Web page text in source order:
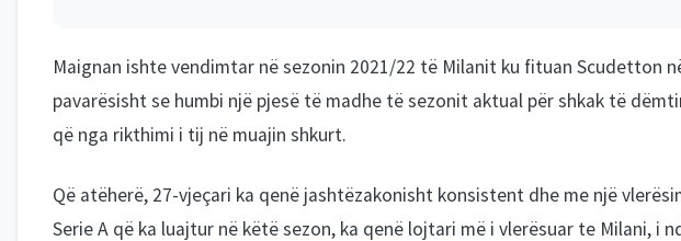
Maignan ishte vendimtar në sezonin 2021/22 të Milanit ku fituan Scudetton
pavarësisht se humbi një pjesë të madhe të sezonit aktual për shkak të
që nga rikthimi i tij në muajin shkurt.
Që atëherë, 27-vjeçari ka qenë jashtëzakonisht konsistent dhe me një
Serie A që ka luajtur në këtë sezon, ka qenë lojtari më i vlerësuar te Milani, i